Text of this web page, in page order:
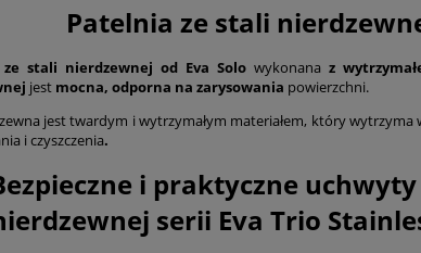
Patelnia ze stali
ze stali nierdzewnej od Eva Solo wykonana z
jest mocna, odporna na zarysowania powierzchni.
jest twardym i wytrzymałym materiałem, który wytrzyma
i czyszczenia.
i praktyczne
serii Eva Trio